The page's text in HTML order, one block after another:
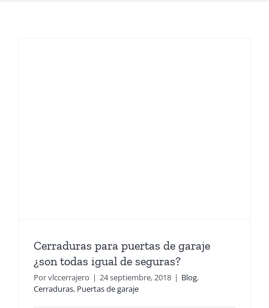
Cerraduras para puertas de garaje
¿son todas igual de seguras?
Porvlccerrajero | 24 septiembre, 2018 | Blog,
Cerraduras, Puertas de garaje